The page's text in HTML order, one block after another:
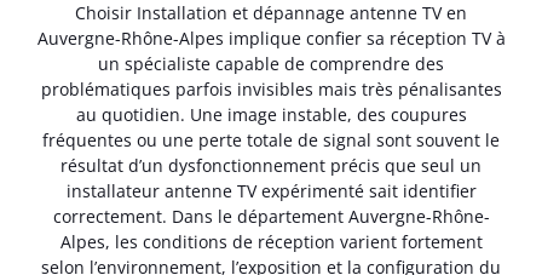
Choisir Installation et dépannage antenne TV en
Auvergne-Rhône-Alpes implique confier sa réception TV à
un spécialiste capable de comprendre des
problématiques parfois invisibles mais très pénalisantes
au quotidien. Une image instable, des coupures
fréquentes ou une perte totale de signal sont souvent le
résultat d’un dysfonctionnement précis que seul un
installateur antenne TV expérimenté sait identifier
correctement. Dans le département Auvergne-Rhône-
Alpes, les conditions de réception varient fortement
selon l’environnement, l’exposition et la configuration du